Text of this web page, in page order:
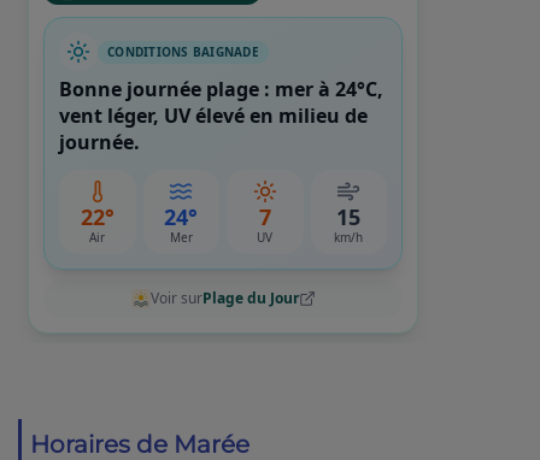
Horaires de Marée